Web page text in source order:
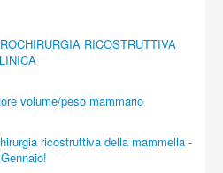
RICOSTRUTTIVA
volume/peso mammario
ricostruttiva della mammella -